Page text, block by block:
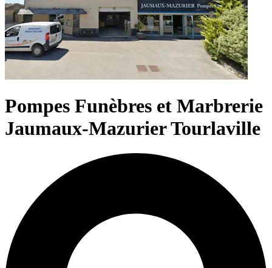
Pompes Funèbres et Marbrerie
Jaumaux-Mazurier Tourlaville